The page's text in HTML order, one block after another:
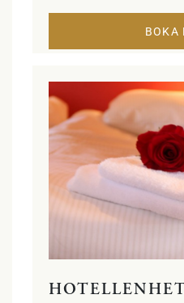
vattenkokare och
med två enkelsängar.
anläggningen.
BOKA